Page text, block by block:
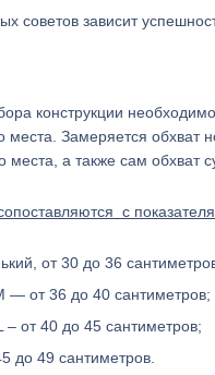
советов зависит
конструкции
места. Замеряется обхват
а также сам обхват
с
от 30 до 36
— от 36 до 40 сантиметров;
от 40 до 45 сантиметров;
до 49 сантиметров.